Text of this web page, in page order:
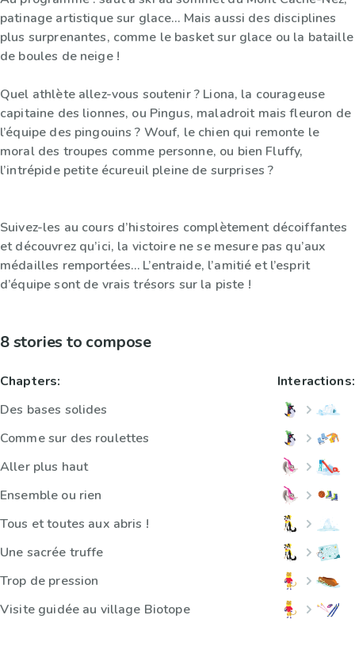
patinage artistique sur glace… Mais aussi des disciplines
plus surprenantes, comme le basket sur glace ou la bataille
de boules de neige !
Quel athlète allez-vous soutenir ? Liona, la courageuse
capitaine des lionnes, ou Pingus, maladroit mais fleuron de
l’équipe des pingouins ? Wouf, le chien qui remonte le
moral des troupes comme personne, ou bien Fluffy,
l’intrépide petite écureuil pleine de surprises ?
Suivez-les au cours d’histoires complètement décoiffantes
et découvrez qu’ici, la victoire ne se mesure pas qu’aux
médailles remportées… L’entraide, l’amitié et l’esprit
d’équipe sont de vrais trésors sur la piste !
8 stories to compose
Chapters:
Des bases solides
Comme sur des roulettes
Aller plus haut
Ensemble ou rien
Tous et toutes aux abris !
Une sacrée truffe
Trop de pression
Visite guidée au village Biotope
Interactions: